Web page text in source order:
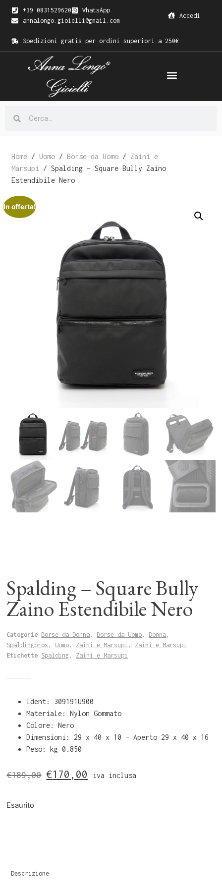
+39 0831529620
WhatsApp
annalongo.gioielli@gmail.com
Accedi
Spedizioni gratis per ordini superiori a 250€
Home / Uomo / Borse da Uomo / Zaini e
Marsupi
/ Spalding – Square Bully Zaino
Estendibile Nero
In offerta!
Spalding – Square Bully
Zaino Estendibile Nero
Categorie Borse da Donna, Borse da Uomo, Donna,
Spaldingbros , Uomo, Zaini e Marsupi , Zaini e Marsupi
Etichette Spalding, Zaini e Marsupi
Ident: 309191U900
Materiale: Nylon Gommato
Colore: Nero
Dimensioni: 29 x 40 x 10 – Aperto 29 x 40 x 16
Peso: kg 0.850
€189,00 €170,00 iva inclusa
Esaurito
Descrizione